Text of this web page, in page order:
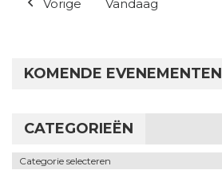
Vorige Vandaag
KOMENDE EVENEMENTEN
CATEGORIEËN
Categorieën